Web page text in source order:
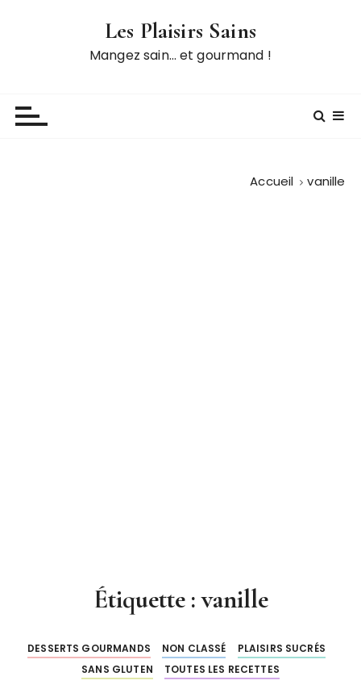
Les Plaisirs Sains
Mangez sain… et gourmand !
Accueil vanille
Étiquette : vanille
DESSERTS GOURMANDS NON CLASSÉ
PLAISIRS SUCRÉS
SANS GLUTEN
TOUTES LES RECETTES